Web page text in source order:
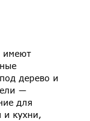
имеют
дерево и
―
для
и кухни,